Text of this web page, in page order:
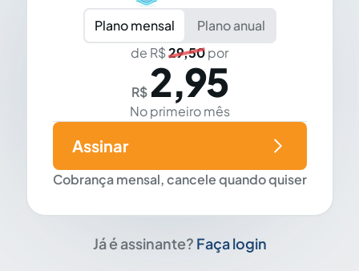
Plano mensal
Plano anual
de R$29,50por
R$ 2,95
No primeiro mês
Cobrança mensal, cancele quando quiser
Assinar
Já é assinante? Faça login